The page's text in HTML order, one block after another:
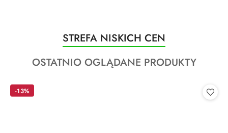
Pomiń karuzelę produktów
Produkty
o
statusie:
STREFA NISKICH CEN
Produkty
statusie:
OSTATNIO OGLĄDANE PRODUKTY
-13%